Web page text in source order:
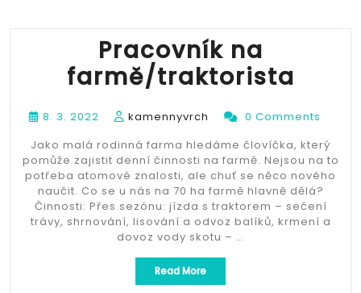
Pracovník na
farmě/traktorista
8. 3. 2022 kamennyvrch
0 Comments
Jako malá rodinná farma hledáme človíčka, který
pomůže zajistit denní činnosti na farmě. Nejsou na to
potřeba atomové znalosti, ale chuť se něco nového
naučit. Co se u nás na 70 ha farmě hlavně dělá?
Činnosti: Přes sezónu: jízda s traktorem – sečení
trávy, shrnování, lisování a odvoz balíků, krmení a
dovoz vody skotu – …
Read More„Pracovník
na